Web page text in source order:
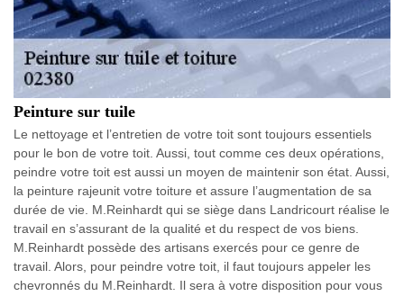
Peinture sur tuile
Le nettoyage et l’entretien de votre toit sont toujours essentiels
pour le bon de votre toit. Aussi, tout comme ces deux opérations,
peindre votre toit est aussi un moyen de maintenir son état. Aussi,
la peinture rajeunit votre toiture et assure l’augmentation de sa
durée de vie. M.Reinhardt qui se siège dans Landricourt réalise le
travail en s’assurant de la qualité et du respect de vos biens.
M.Reinhardt possède des artisans exercés pour ce genre de
travail. Alors, pour peindre votre toit, il faut toujours appeler les
chevronnés du M.Reinhardt. Il sera à votre disposition pour vous